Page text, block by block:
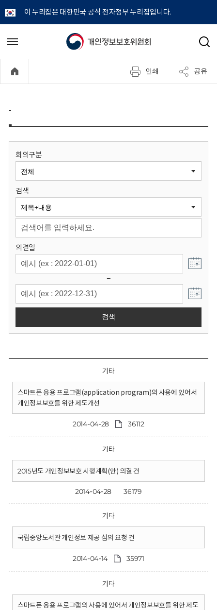
이 누리집은 대한민국 공식 전자정부 누리집입니다.
개
정
보
원
회
메
기
검
인쇄 공유
-
회의구분
검색
의결일
~
검색
기타
스마트폰 응용 프로그램(application program)의 사용에 있어서
개인정보보호를 위한 제도개선
2014-04-28 36112
기타
2015년도 개인정보보호 시행계획(안) 의결 건
2014-04-28 36179
기타
국립중앙도서관 개인정보 제공 심의 요청 건
2014-04-14 35971
기타
스마트폰 응용 프로그램의 사용에 있어서 개인정보보호를 위한 제도